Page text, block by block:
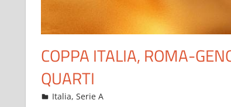
COPPA ITALIA, ROMA-
QUARTI
Gennaio 13, 2023
admin
Italia,Serie A